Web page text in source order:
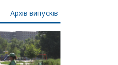
Архів випусків